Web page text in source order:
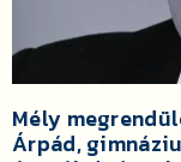
Mély
Árpád,